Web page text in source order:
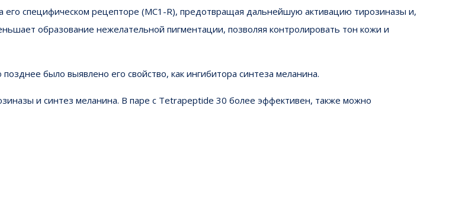
его специфическом рецепторе (MC1-R), предотвращая дальнейшую активацию тирозиназы и,
образование нежелательной пигментации, позволяя контролировать тон кожи и
было выявлено его свойство, как ингибитора синтеза меланина.
и синтез меланина. В паре с Tetrapeptide 30 более эффективен, также можно